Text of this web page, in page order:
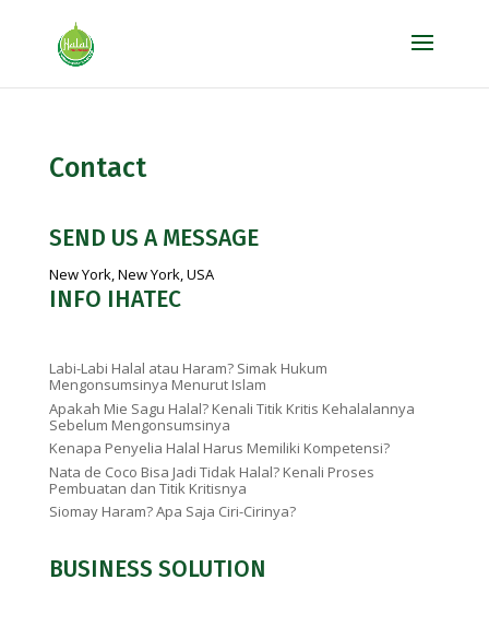
Contact
SEND US A MESSAGE
New York, New York, USA
INFO IHATEC
Labi-Labi Halal atau Haram? Simak Hukum
Mengonsumsinya Menurut Islam
Apakah Mie Sagu Halal? Kenali Titik Kritis Kehalalannya
Sebelum Mengonsumsinya
Kenapa Penyelia Halal Harus Memiliki Kompetensi?
Nata de Coco Bisa Jadi Tidak Halal? Kenali Proses
Pembuatan dan Titik Kritisnya
Siomay Haram? Apa Saja Ciri-Cirinya?
BUSINESS SOLUTION